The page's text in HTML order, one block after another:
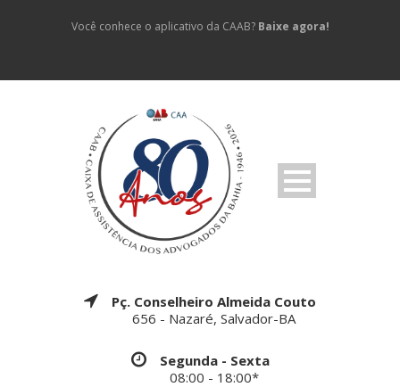
Você conhece o aplicativo da CAAB? Baixe agora!
Pç. Conselheiro Almeida Couto
656 - Nazaré, Salvador-BA
Segunda - Sexta
08:00 - 18:00*